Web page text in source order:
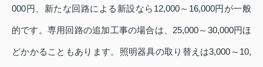
000円、新たな回路による新設なら12,000～16,000円が一般
的です。専用回路の追加工事の場合は、25,000～30,000円ほ
どかかることもあります。照明器具の取り替えは3,000～10,